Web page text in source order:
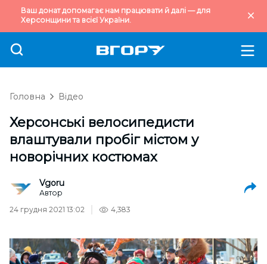
Ваш донат допомагає нам працювати й далі — для
Херсонщини та всієї України.
Головна Відео
Херсонські велосипедисти
влаштували пробіг містом у
новорічних костюмах
Vgoru
Автор
24 грудня 2021 13:02
4,383